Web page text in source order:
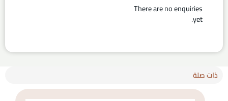
There are no enquiries
yet.
ذات صلة